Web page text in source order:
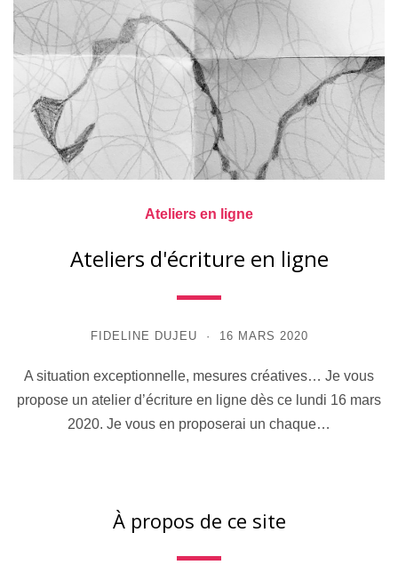
Ateliers en ligne
Ateliers d'écriture en ligne
FIDELINE DUJEU 16 MARS 2020
A situation exceptionnelle, mesures créatives… Je vous
propose un atelier d’écriture en ligne dès ce lundi 16 mars
2020. Je vous en proposerai un chaque…
À propos de ce site